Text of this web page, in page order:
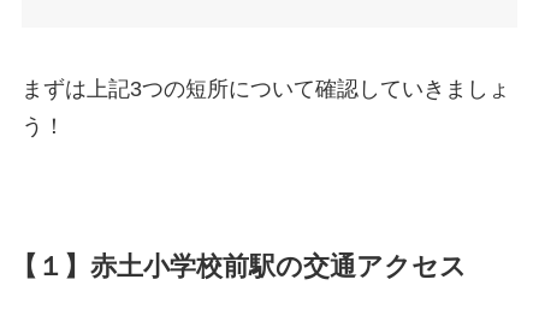
まずは上記3つの短所について確認していきましょ
う！
【１】赤土小学校前駅の交通アクセス